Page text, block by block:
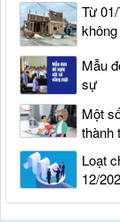
Từ
Mẫu
sự
Một
thành
Loạt
12/